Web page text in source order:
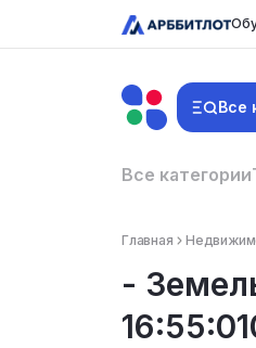
Все
Все категории
Главная
-